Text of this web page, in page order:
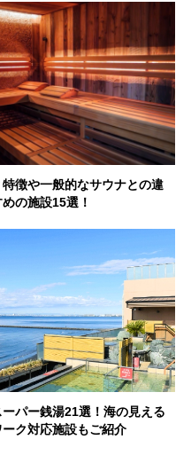
徴や一般的なサウナとの違
の施設15選！
パー銭湯21選！海の見える
ク対応施設もご紹介